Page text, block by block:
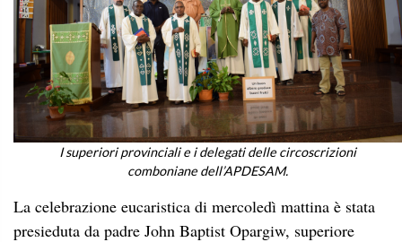
I superiori provinciali e i delegati delle circoscrizioni
comboniane dell’APDESAM.
La celebrazione eucaristica di mercoledì mattina è stata
presieduta da padre John Baptist Opargiw, superiore